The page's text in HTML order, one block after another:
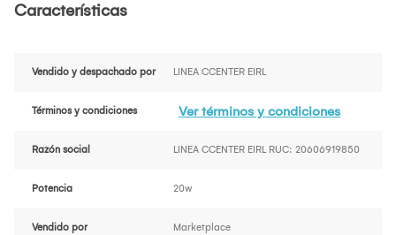
Características
Vendido y despachado por LINEA CCENTER EIRL
Términos y condiciones Ver términos y condiciones
Razón social LINEA CCENTER EIRL RUC: 20606919850
Potencia 20w
Vendido por Marketplace